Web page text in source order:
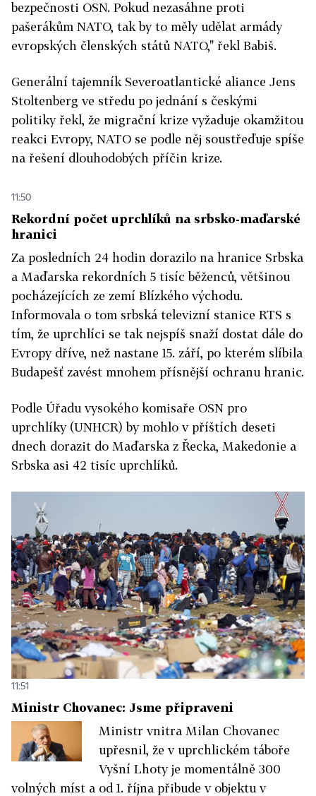
bezpečnosti OSN. Pokud nezasáhne proti
pašerákům NATO, tak by to měly udělat armády
evropských členských států NATO," řekl Babiš.
Generální tajemník Severoatlantické aliance Jens
Stoltenberg ve středu po jednání s českými
politiky řekl, že migrační krize vyžaduje okamžitou
reakci Evropy, NATO se podle něj soustřeďuje spíše
na řešení dlouhodobých příčin krize.
11:50
Rekordní počet uprchlíků na srbsko-maďarské
hranici
Za posledních 24 hodin dorazilo na hranice Srbska
a Maďarska rekordních 5 tisíc běženců, většinou
pocházejících ze zemí Blízkého východu.
Informovala o tom srbská televizní stanice RTS s
tím, že uprchlíci se tak nejspíš snaží dostat dále do
Evropy dříve, než nastane 15. září, po kterém slíbila
Budapešť zavést mnohem přísnější ochranu hranic.
Podle Úřadu vysokého komisaře OSN pro
uprchlíky (UNHCR) by mohlo v příštích deseti
dnech dorazit do Maďarska z Řecka, Makedonie a
Srbska asi 42 tisíc uprchlíků.
11:51
Ministr Chovanec: Jsme připraveni
Ministr vnitra Milan Chovanec
upřesnil, že v uprchlickém táboře
Vyšní Lhoty je momentálně 300
volných míst a od 1. října přibude v objektu v